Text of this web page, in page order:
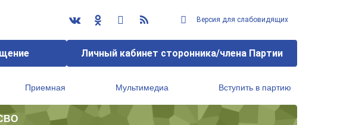
Версия для слабовидящих
Личный кабинет сторонника/члена Партии
Приемная Мультимедиа Вступить в партию